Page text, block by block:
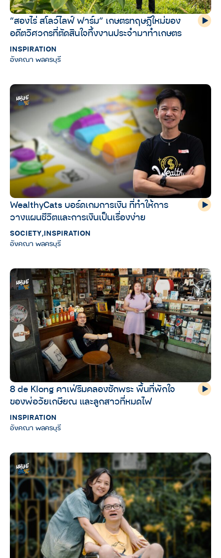
“สองไร่ สโลว์ไลฟ์ ฟาร์ม” เกษตรทฤษฎีใหม่ของ
อดีตวิศวกรที่ตัดสินใจทิ้งงานประจำมาทำเกษตร
INSPIRATION
อังคณา พลครบุรี
WealthyCats บอร์ดเกมการเงิน ที่ทำให้การ
วางแผนชีวิตและการเงินเป็นเรื่องง่าย
SOCIETY,INSPIRATION
อังคณา พลครบุรี
8 de Klong คาเฟ่ริมคลองชักพระ พื้นที่พักใจ
ของพ่อวัยเกษียณ และลูกสาวที่หมดไฟ
INSPIRATION
อังคณา พลครบุรี